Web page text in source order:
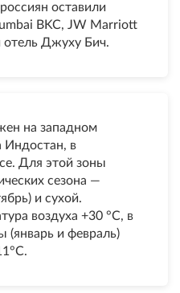
оставили
BKC, JW Marriott
Джуху Бич.
на западном
Индостан, в
Для этой зоны
сезона —
и сухой.
воздуха +30 °C, в
и февраль)